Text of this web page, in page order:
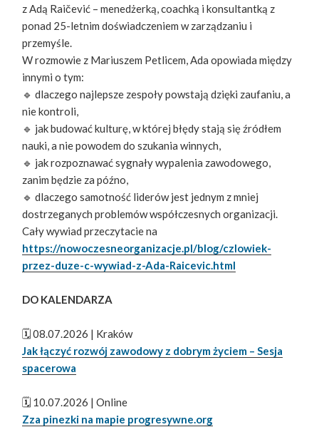
z Adą Raičević – menedżerką, coachką i konsultantką z
ponad 25-letnim doświadczeniem w zarządzaniu i
przemyśle.
W rozmowie z Mariuszem Petlicem, Ada opowiada między
innymi o tym:
🔹 dlaczego najlepsze zespoły powstają dzięki zaufaniu, a
nie kontroli,
🔹 jak budować kulturę, w której błędy stają się źródłem
nauki, a nie powodem do szukania winnych,
🔹 jak rozpoznawać sygnały wypalenia zawodowego,
zanim będzie za późno,
🔹 dlaczego samotność liderów jest jednym z mniej
dostrzeganych problemów współczesnych organizacji.
Cały wywiad przeczytacie na
https://nowoczesneorganizacje.pl/blog/czlowiek-
przez-duze-c-wywiad-z-Ada-Raicevic.html
DO KALENDARZA
🗓️ 08.07.2026 | Kraków
Jak łączyć rozwój zawodowy z dobrym życiem – Sesja
spacerowa
🗓️ 10.07.2026 | Online
Zza pinezki na mapie progresywne.org